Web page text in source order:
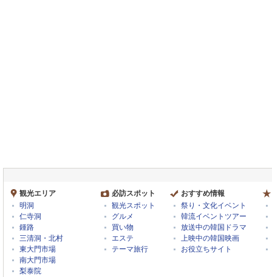
観光エリア
明洞
仁寺洞
鍾路
三清洞・北村
東大門市場
南大門市場
梨泰院
必訪スポット
観光スポット
グルメ
買い物
エステ
テーマ旅行
おすすめ情報
祭り・文化イベント
韓流イベントツアー
放送中の韓国ドラマ
上映中の韓国映画
お役立ちサイト